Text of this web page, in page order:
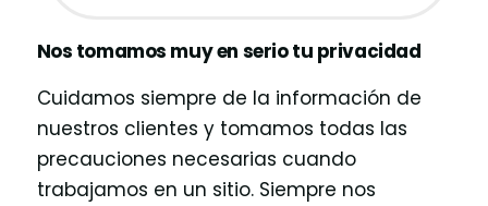
Nos tomamos muy en serio tu privacidad
Cuidamos siempre de la información de
nuestros clientes y tomamos todas las
precauciones necesarias cuando
trabajamos en un sitio. Siempre nos